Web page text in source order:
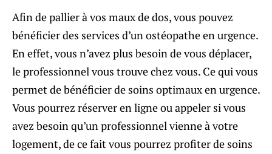
Afin de pallier à vos maux de dos, vous pouvez
bénéficier des services d’un ostéopathe en urgence.
En effet, vous n’avez plus besoin de vous déplacer,
le professionnel vous trouve chez vous. Ce qui vous
permet de bénéficier de soins optimaux en urgence.
Vous pourrez réserver en ligne ou appeler si vous
avez besoin qu’un professionnel vienne à votre
logement, de ce fait vous pourrez profiter de soins